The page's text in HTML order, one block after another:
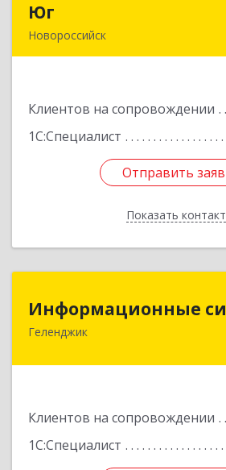
Юг
Новороссийск
Клиентов на сопровождении
1С:Специалист
Отправить
Показать
Отправить
Назад
Информационные
Геленджик
Клиентов на сопровождении
1С:Специалист
353475, Краснодарский